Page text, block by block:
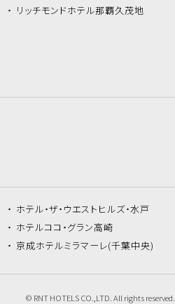
リッチモンドホテル那覇久茂地
ホテル・ザ・ ウエストヒルズ・水戸
ホテルココ・グラン高崎
京成ホテルミラマーレ(千葉中央)
© RNT HOTELS CO.,LTD. All rights reserved.